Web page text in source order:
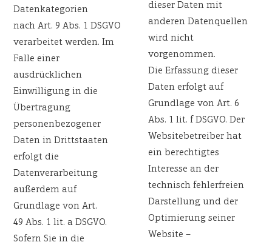
Datenkategorien
nach Art. 9 Abs. 1 DSGVO
verarbeitet werden. Im
Falle einer
ausdrücklichen
Einwilligung in die
Übertragung
personenbezogener
Daten in Drittstaaten
erfolgt die
Datenverarbeitung
außerdem auf
Grundlage von Art.
49 Abs. 1 lit. a DSGVO.
Sofern Sie in die
dieser Daten mit
anderen Datenquellen
wird nicht
vorgenommen.
Die Erfassung dieser
Daten erfolgt auf
Grundlage von Art. 6
Abs. 1 lit. f DSGVO. Der
Websitebetreiber hat
ein berechtigtes
Interesse an der
technisch fehlerfreien
Darstellung und der
Optimierung seiner
Website –